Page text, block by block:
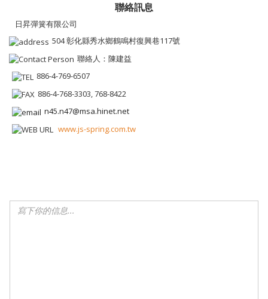
聯絡訊息
日昇彈簧有限公司
504 彰化縣秀水鄉鶴鳴村復興巷117號
聯絡人：陳建益
886-4-769-6507
886-4-768-3303, 768-8422
n45.n47@msa.hinet.net
www.js-spring.com.tw